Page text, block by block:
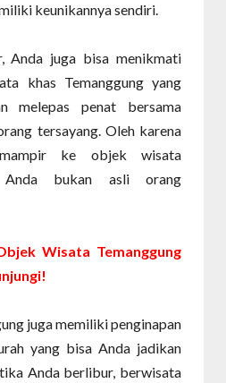
keunikannya sendiri.
Anda juga bisa menikmati
khas Temanggung yang
melepas penat bersama
tersayang. Oleh karena
ke objek wisata
Anda bukan asli orang
Wisata Temanggung
juga memiliki penginapan
yang bisa Anda jadikan
Anda berlibur, berwisata